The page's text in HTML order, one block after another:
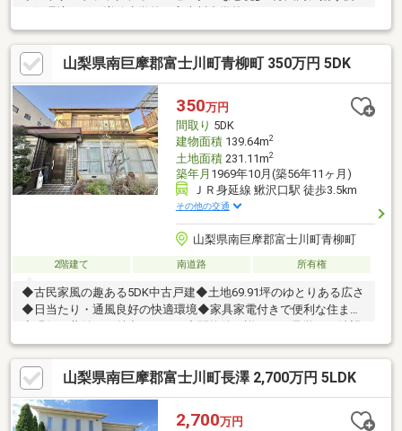
山梨県南巨摩郡富士川町青柳町 350万円 5DK
350万円
間取り 5DK
建物面積139.64m2
土地面積231.11m2
築年月 1969年10月(築56年11ヶ月)
ＪＲ身延線 鰍沢口駅 徒歩3.5km
その他の交通
山梨県南巨摩郡富士川町青柳町
2階建て 南道路 所有権
◆古民家風の趣ある5DK中古戸建◆土地69.91坪のゆとりある広さ
◆日当たり・通風良好の快適環境◆家具家電付きで便利な住まい
はお気軽にお問い合わせください！
山梨県南巨摩郡富士川町長澤 2,700万円 5LDK
2,700万円